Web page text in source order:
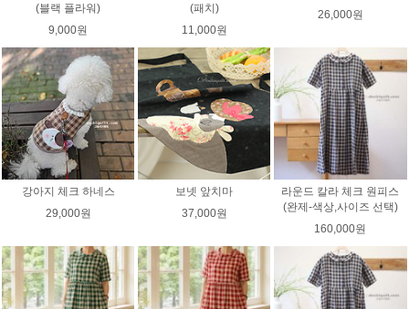
(블랙 플라워)
9,000원
(패치)
11,000원
26,000원
강아지 체크 하네스
29,000원
보넷 앞치마
37,000원
라운드 칼라 체크 원피스
(완제-색상,사이즈 선택)
160,000원